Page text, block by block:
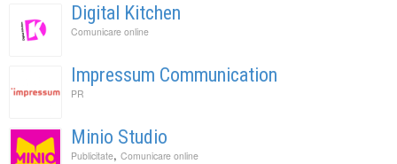
Digital Kitchen
Comunicare online
Impressum Communication
PR
Minio Studio
Publicitate, Comunicare online